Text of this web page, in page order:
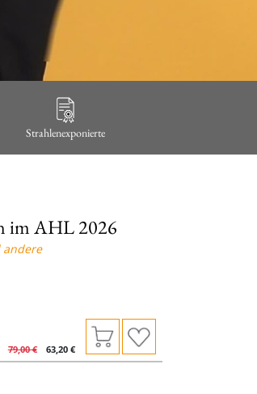
Strahlenexponierte
im AHL 2026
andere
79,00€ 63,20€